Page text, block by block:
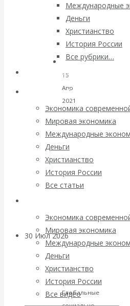
Международные
Деньги
Христианство
История России
Все рубрики…
Авторы РЭОШ
Архив статей
Экономика
Мировая экономика
Международные
Деньги
Христианство
История России
Все статьи
Экономика
Мировая экономика
Международные
Деньги
Христианство
История России
Все видео
Валентин
Катасонов. Кто
определяет
погоду на
финансовых
рынках?
Минфины хотят
быть главнее
30 Июл 2026Цифровая
экономика
Валентин
15
Апр
2021
Комментарии,
интервью
и
беседы
нас
просто
сомнут»:
рассказал
о
планах
«золотого
миллиона
элиты»
Глобальные